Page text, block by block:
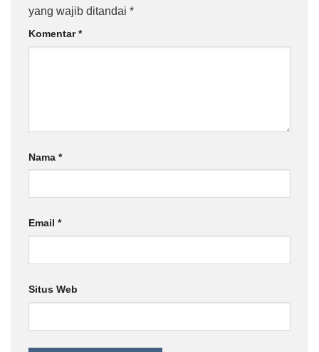
yang wajib ditandai *
Komentar*
Nama *
Email *
Situs Web